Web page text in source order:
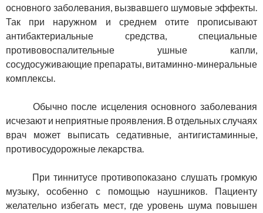
основного заболевания, вызвавшего шумовые эффекты.
Так при наружном и среднем отите прописывают
антибактериальные средства, специальные
противовоспалительные ушные капли,
сосудосуживающие препараты, витаминно-минеральные
комплексы.
Обычно после исцеления основного заболевания
исчезают и неприятные проявления. В отдельных случаях
врач может выписать седативные, антигистаминные,
противосудорожные лекарства.
При тиннитусе противопоказано слушать громкую
музыку, особенно с помощью наушников. Пациенту
желательно избегать мест, где уровень шума повышен